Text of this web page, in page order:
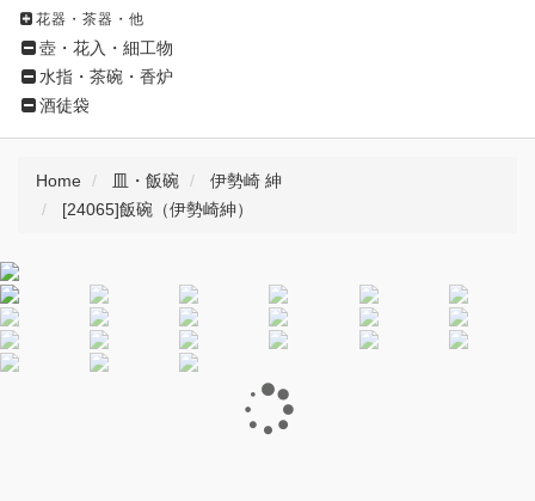
メ
ニ
ュ
ー
花器・茶器・他
壺・花入・細工物
水指・茶碗・香炉
酒徒袋
Home 皿・飯碗
伊勢崎 紳
[24065]飯碗（伊勢崎紳）